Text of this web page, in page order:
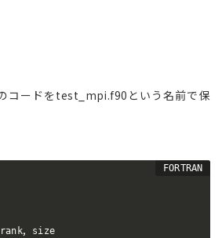
コードをtest_mpi.f90という名前で保
rank, size